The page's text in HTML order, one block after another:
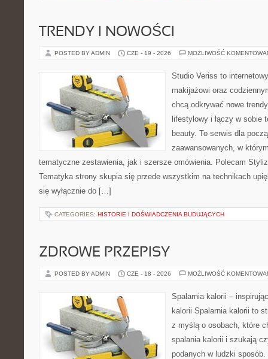
TRENDY I NOWOŚCI
POSTED BY ADMIN CZE - 19 - 2026 MOŻLIWOŚĆ
Studio Veriss to
makijażowi oraz
chcą odkrywać nowe
lifestylowy i łączy w sobie
beauty. To serwis dla
zaawansowanych, w
tematyczne zestawienia, jak i szersze omówienia. Polecam
Tematyka strony skupia się przede wszystkim na technikach
się wyłącznie do […]
CATEGORIES: HISTORIE I DOŚWIADCZENIA BUDUJĄCYCH
ZDROWE PRZEPISY
POSTED BY ADMIN CZE - 18 - 2026 MOŻLIWOŚĆ
Spalarnia kalorii –
kalorii Spalarnia kalorii to
z myślą o osobach, które
spalania kalorii i szukają
podanych w ludzki sposób.